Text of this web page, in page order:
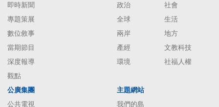
即時新聞
專題策展
數位敘事
當期節目
深度報導
觀點
政治
社會
全球
生活
兩岸
地方
產經
文教科技
環境
社福人權
公廣集團
公共電視
主題網站
我們的島